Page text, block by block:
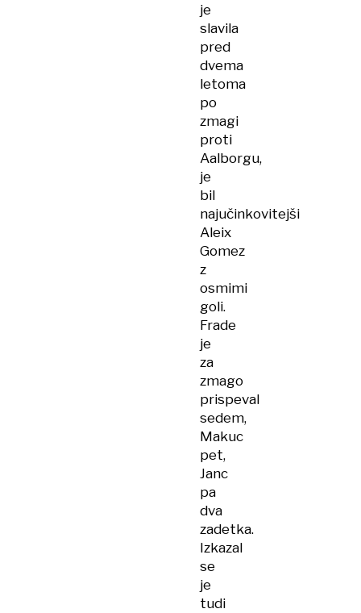
je
slavila
pred
dvema
letoma
po
zmagi
proti
Aalborgu,
je
bil
najučinkovitejši
Aleix
Gomez
z
osmimi
goli.
Frade
je
za
zmago
prispeval
sedem,
Makuc
pet,
Janc
pa
dva
zadetka.
Izkazal
se
je
tudi